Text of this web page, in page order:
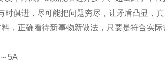
俱进，尽可能把问题穷尽，让矛盾凸显，
，正确看待新事物新做法，只要是符合实
～5A